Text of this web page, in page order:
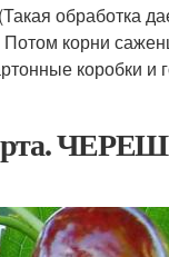
обработка
Потом корни
коробки и
сорта.